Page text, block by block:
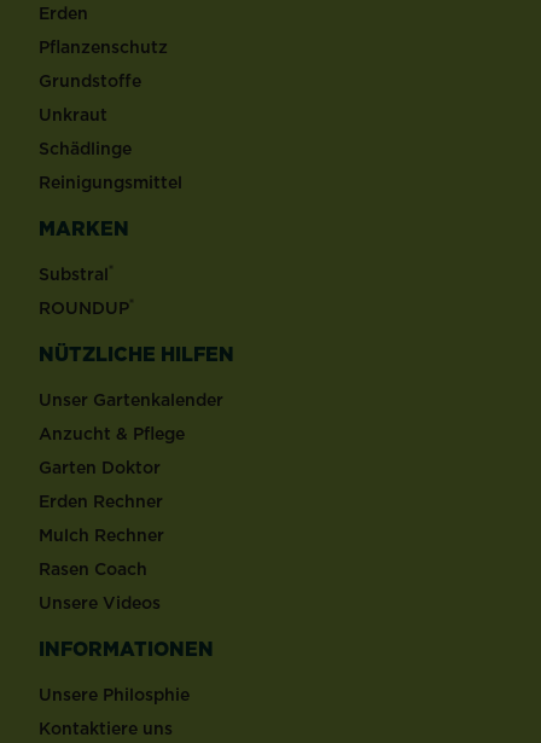
Erden
Pflanzenschutz
Grundstoffe
Unkraut
Schädlinge
Reinigungsmittel
MARKEN
Substral®
ROUNDUP®
NÜTZLICHE HILFEN
Unser Gartenkalender
Anzucht & Pflege
Garten Doktor
Erden Rechner
Mulch Rechner
Rasen Coach
Unsere Videos
INFORMATIONEN
Unsere Philosphie
Kontaktiere uns